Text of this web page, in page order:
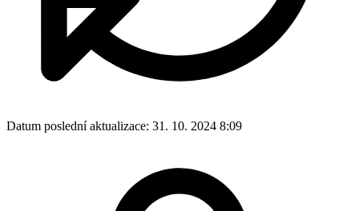
Datum poslední aktualizace: 31. 10. 2024 8:09